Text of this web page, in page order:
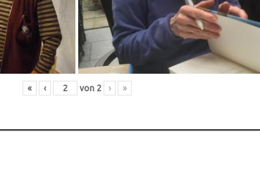
« ‹ von 2 › »